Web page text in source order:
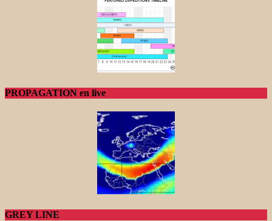
PROPAGATION en live
GREY LINE